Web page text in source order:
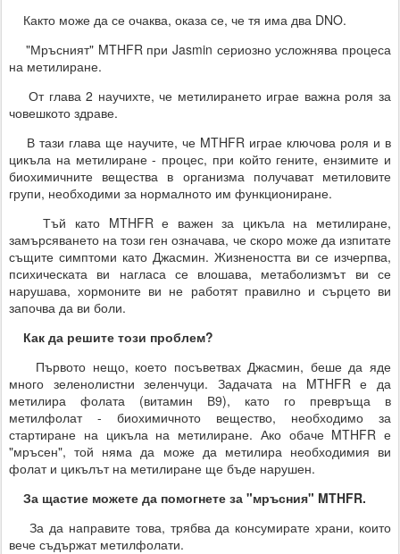
Както може да се очаква, оказа се, че тя има два DNO.
"Мръсният" MTHFR при Jasmin сериозно усложнява процеса
на метилиране.
От глава 2 научихте, че метилирането играе важна роля за
човешкото здраве.
В тази глава ще научите, че MTHFR играе ключова роля и в
цикъла на метилиране - процес, при който гените, ензимите и
биохимичните вещества в организма получават метиловите
групи, необходими за нормалното им функциониране.
Тъй като MTHFR е важен за цикъла на метилиране,
замърсяването на този ген означава, че скоро може да изпитате
същите симптоми като Джасмин. Жизнеността ви се изчерпва,
психическата ви нагласа се влошава, метаболизмът ви се
нарушава, хормоните ви не работят правилно и сърцето ви
започва да ви боли.
Как да решите този проблем?
Първото нещо, което посъветвах Джасмин, беше да яде
много зеленолистни зеленчуци. Задачата на MTHFR е да
метилира фолата (витамин В9), като го превръща в
метилфолат - биохимичното вещество, необходимо за
стартиране на цикъла на метилиране. Ако обаче MTHFR е
"мръсен", той няма да може да метилира необходимия ви
фолат и цикълът на метилиране ще бъде нарушен.
За щастие можете да помогнете за "мръсния" MTHFR.
За да направите това, трябва да консумирате храни, които
вече съдържат метилфолати.